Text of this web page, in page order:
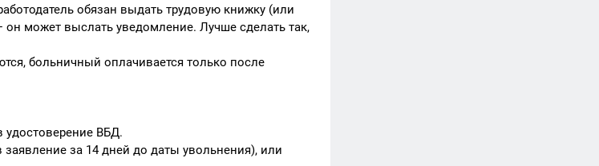
обязан выдать трудовую книжку (или
он может выслать уведомление. Лучше сделать так,
больничный оплачивается только после
удостоверение ВБД.
за 14 дней до даты увольнения), или